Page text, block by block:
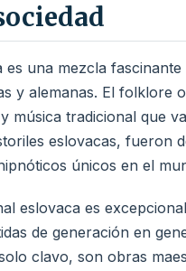
es una mezcla
y alemanas. El folklore
música tradicional que
eslovacas, fueron
únicos en el
eslovaca es
de generación en
clavo, son obras